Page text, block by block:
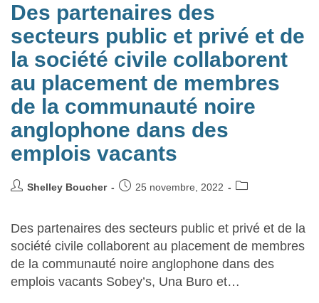
Des partenaires des
secteurs public et privé et de
la société civile collaborent
au placement de membres
de la communauté noire
anglophone dans des
emplois vacants
Shelley Boucher 25 novembre, 2022
Des partenaires des secteurs public et privé et de la
société civile collaborent au placement de membres
de la communauté noire anglophone dans des
emplois vacants Sobey’s, Una Buro et…